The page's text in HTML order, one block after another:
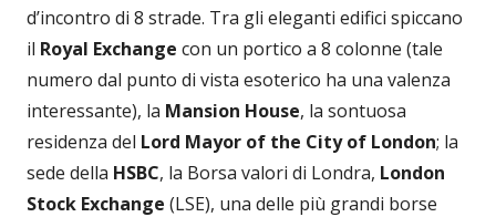
d’incontro di 8 strade. Tra gli eleganti edifici spiccano
il Royal Exchange con un portico a 8 colonne (tale
numero dal punto di vista esoterico ha una valenza
interessante), la Mansion House, la sontuosa
residenza del Lord Mayor of the City of London; la
sede della HSBC, la Borsa valori di Londra, London
Stock Exchange (LSE), una delle più grandi borse